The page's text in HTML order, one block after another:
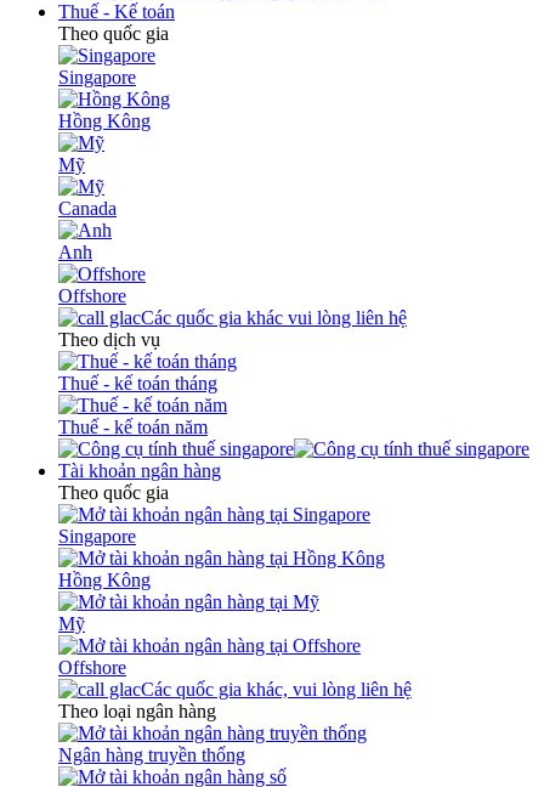
Thuế - Kế toán
Theo quốc gia
Singapore
Hồng Kông
Mỹ
Canada
Anh
Offshore
Các quốc gia khác vui lòng liên hệ
Theo dịch vụ
Thuế - kế toán tháng
Thuế - kế toán năm
Tài khoản ngân hàng
Theo quốc gia
Singapore
Hồng Kông
Mỹ
Offshore
Các quốc gia khác, vui lòng liên hệ
Theo loại ngân hàng
Ngân hàng truyền thống